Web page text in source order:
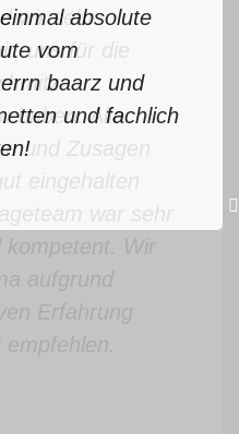
absolute
vom
baarz und
und fachlich